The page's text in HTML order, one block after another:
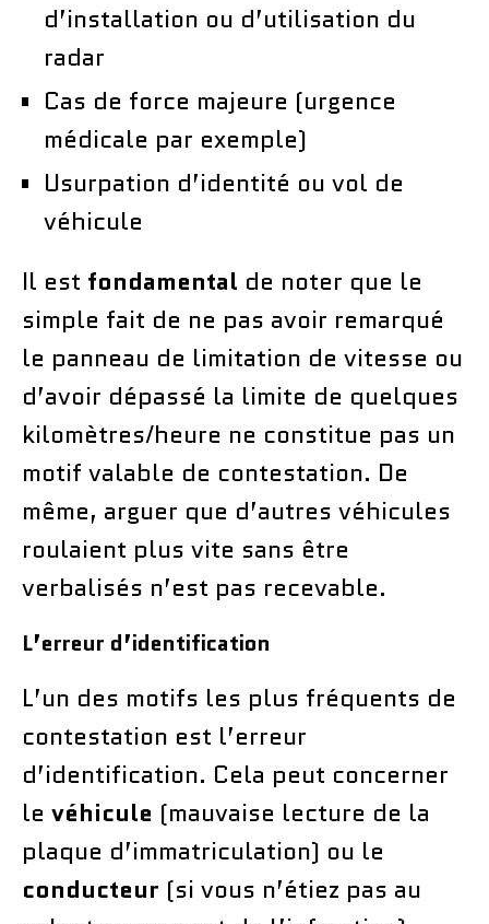
d’installation ou d’utilisation du
radar
Cas de force majeure (urgence
médicale par exemple)
Usurpation d’identité ou vol de
véhicule
Il est fondamental de noter que le
simple fait de ne pas avoir remarqué
le panneau de limitation de vitesse ou
d’avoir dépassé la limite de quelques
kilomètres/heure ne constitue pas un
motif valable de contestation. De
même, arguer que d’autres véhicules
roulaient plus vite sans être
verbalisés n’est pas recevable.
L’erreur d’identification
L’un des motifs les plus fréquents de
contestation est l’erreur
d’identification. Cela peut concerner
le véhicule (mauvaise lecture de la
plaque d’immatriculation) ou le
conducteur (si vous n’étiez pas au